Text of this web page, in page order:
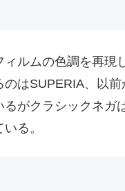
ルムの色調を再現
はSUPERIA、以
がクラシックネガ
る。